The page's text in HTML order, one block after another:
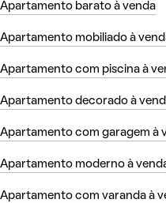
Apartamento barato à venda
Apartamento mobiliado à
Apartamento com piscina à
Apartamento decorado à
Apartamento com garagem à
Apartamento moderno à
Apartamento com varanda à